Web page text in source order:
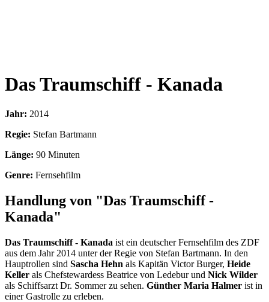
Das Traumschiff - Kanada
Jahr: 2014
Regie: Stefan Bartmann
Länge: 90 Minuten
Genre: Fernsehfilm
Handlung von "Das Traumschiff -
Kanada"
Das Traumschiff - Kanada ist ein deutscher Fernsehfilm des ZDF
aus dem Jahr 2014 unter der Regie von Stefan Bartmann. In den
Hauptrollen sind Sascha Hehn als Kapitän Victor Burger, Heide
Keller als Chefstewardess Beatrice von Ledebur und Nick Wilder
als Schiffsarzt Dr. Sommer zu sehen. Günther Maria Halmer ist in
einer Gastrolle zu erleben.